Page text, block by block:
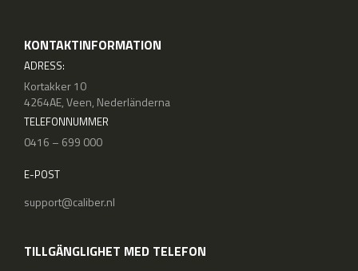
KONTAKTINFORMATION
ADRESS:
Kortakker 10
4264AE, Veen, Nederländerna
TELEFONNUMMER
0416 – 699 000
E-POST
support@caliber.nl
TILLGÄNGLIGHET MED TELEFON